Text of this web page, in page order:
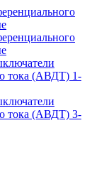
тока (АВДТ) 1-
тока (АВДТ) 3-